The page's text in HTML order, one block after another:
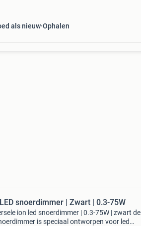
als nieuw Ophalen
snoerdimmer | Zwart | 0.3-75W
ion led snoerdimmer | 0.3-75W | zwart de
is speciaal ontworpen voor led